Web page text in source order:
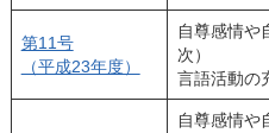
第11号
（平成23年度）
自尊感情や
次）
言語活動の
自尊感情や